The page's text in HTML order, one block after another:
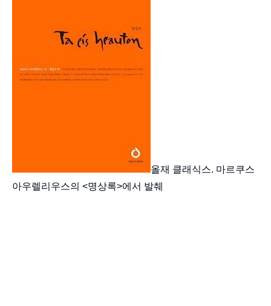
올재 클래식스. 마르쿠스
아우렐리우스의 <명상록>에서 발췌